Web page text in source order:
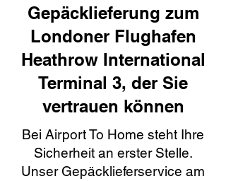
Gepäcklieferung zum
Londoner Flughafen
Heathrow International
Terminal 3, der Sie
vertrauen können
Bei Airport To Home steht Ihre
Sicherheit an erster Stelle.
Unser Gepäcklieferservice am